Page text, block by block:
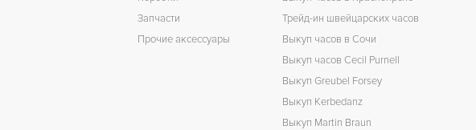
Запчасти
Прочие аксессуары
Трейд-ин швейцарских часов
Выкуп часов в Сочи
Выкуп часов Cecil Purnell
Выкуп Greubel Forsey
Выкуп Kerbedanz
Выкуп Martin Braun